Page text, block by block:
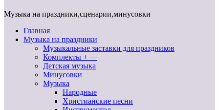
Музыка на праздники,сценарии,минусовки
Главная
Музыка на праздники
Музыкальные заставки для праздников
Комплекты + —
Детская музыка
Минусовки
Музыка
Народные
Христианские песни